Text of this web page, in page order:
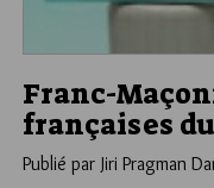
Franc-
françaises
Publié par Jiri Pragman